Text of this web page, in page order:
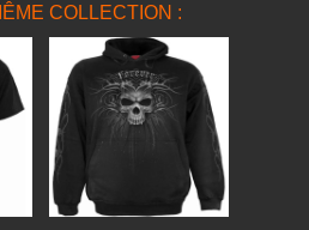
COLLECTION :